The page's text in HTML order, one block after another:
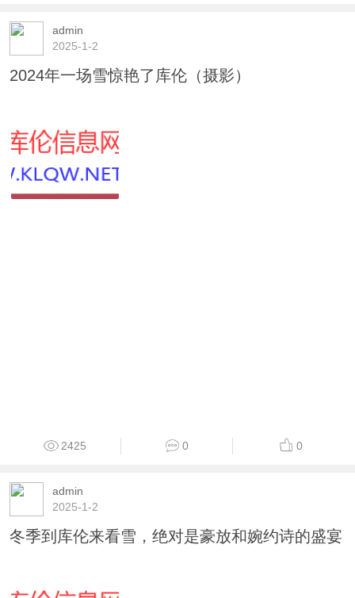
admin
2025-1-2
2024年一场雪惊艳了库伦（摄影）
2425 0 0
admin
2025-1-2
冬季到库伦来看雪，绝对是豪放和婉约诗的盛宴